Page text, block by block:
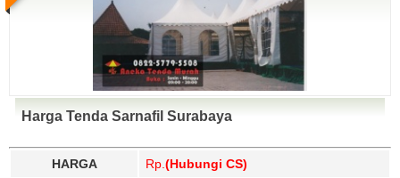
Harga Tenda Sarnafil Surabaya
HARGA Rp. (Hubungi CS)